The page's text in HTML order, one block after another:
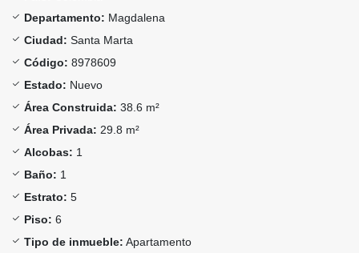
Departamento: Magdalena
Ciudad: Santa Marta
Código: 8978609
Estado: Nuevo
Área Construida: 38.6 m²
Área Privada: 29.8 m²
Alcobas: 1
Baño: 1
Estrato: 5
Piso: 6
Tipo de inmueble: Apartamento